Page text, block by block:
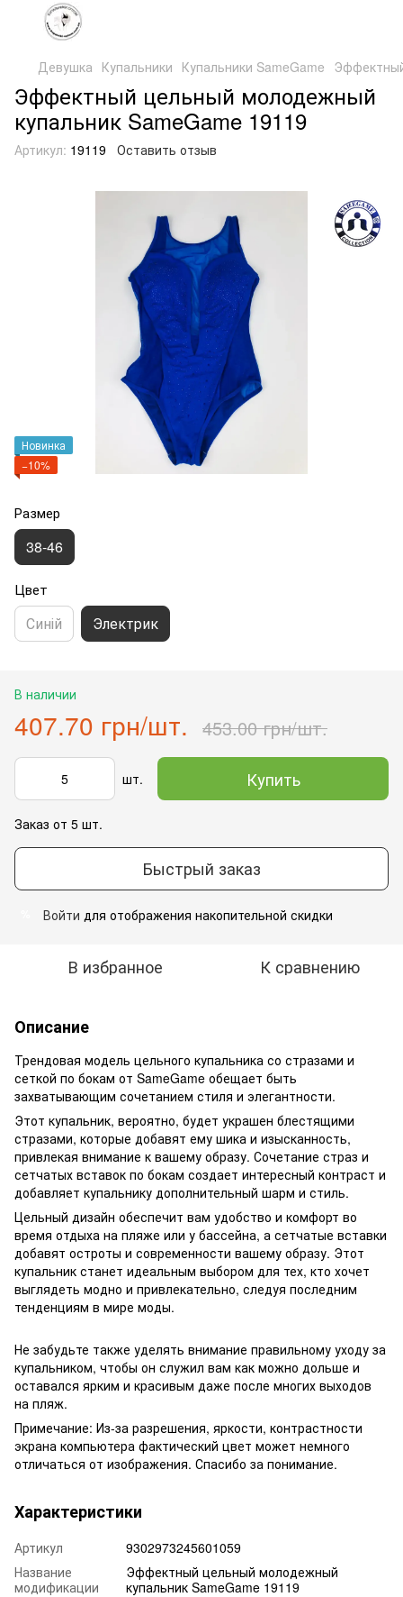
Девушка Купальники Купальники SameGame
Эффектный цельный молодежный
купальник SameGame 19119
Артикул: 19119 Оставить отзыв
Новинка
−10%
Размер
38-46
Цвет
Синій Электрик
В наличии
407.70 грн/шт. 453.00 грн/шт.
шт. Купить
Заказ от 5 шт.
Быстрый заказ
Войти для отображения накопительной скидки
В избранное К сравнению
Описание
Трендовая модель цельного купальника со стразами и
сеткой по бокам от SameGame обещает быть
захватывающим сочетанием стиля и элегантности.
Этот купальник, вероятно, будет украшен блестящими
стразами, которые добавят ему шика и изысканность,
привлекая внимание к вашему образу. Сочетание страз и
сетчатых вставок по бокам создает интересный контраст и
добавляет купальнику дополнительный шарм и стиль.
Цельный дизайн обеспечит вам удобство и комфорт во
время отдыха на пляже или у бассейна, а сетчатые вставки
добавят остроты и современности вашему образу. Этот
купальник станет идеальным выбором для тех, кто хочет
выглядеть модно и привлекательно, следуя последним
тенденциям в мире моды.
Не забудьте также уделять внимание правильному уходу за
купальником, чтобы он служил вам как можно дольше и
оставался ярким и красивым даже после многих выходов
на пляж.
Примечание: Из-за разрешения, яркости, контрастности
экрана компьютера фактический цвет может немного
отличаться от изображения. Спасибо за понимание.
Характеристики
Артикул
9302973245601059
Название
модификации
Эффектный цельный молодежный
купальник SameGame 19119